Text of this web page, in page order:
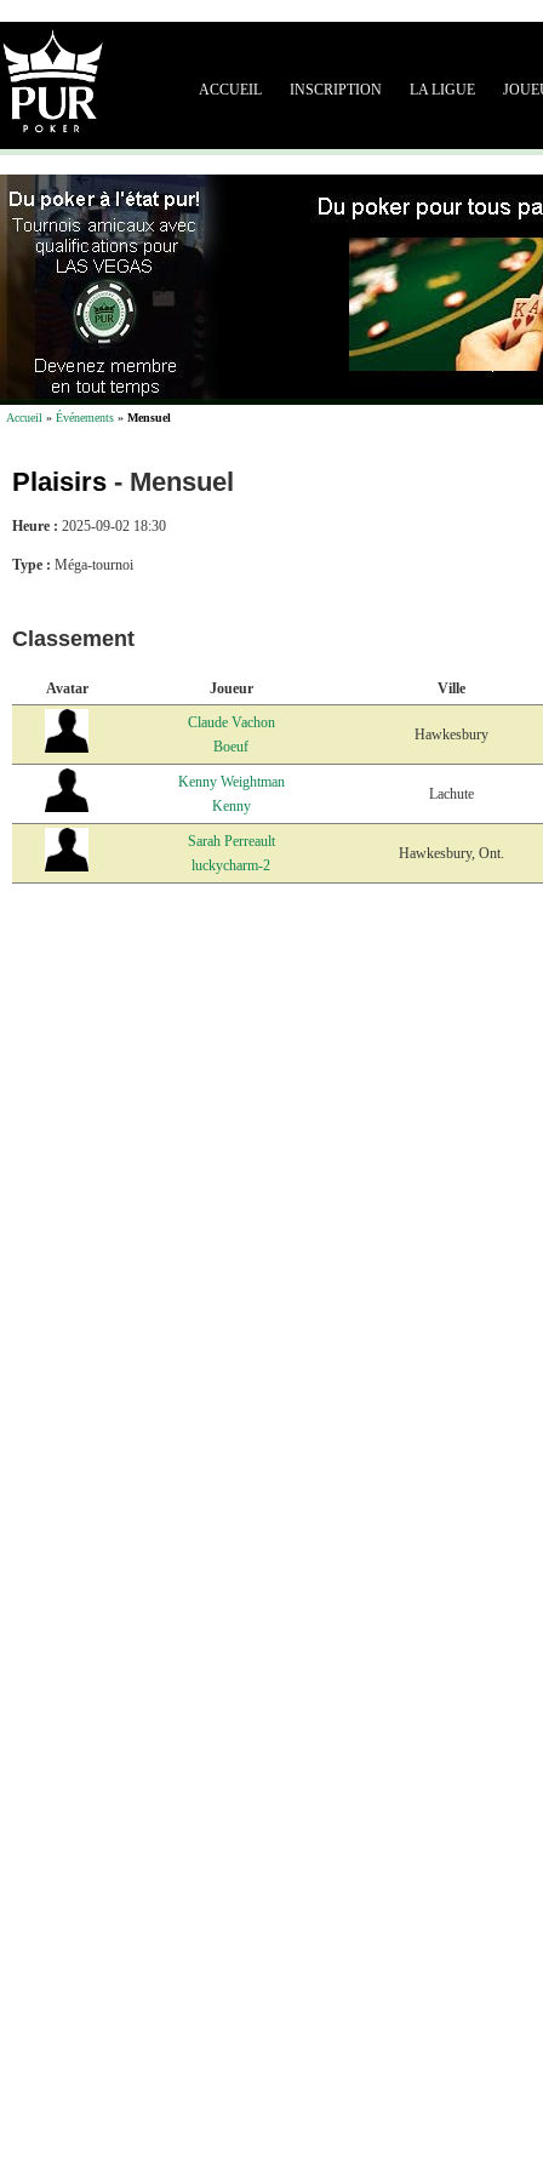
ACCUEIL INSCRIPTION LA LIGUE
Accueil » Événements » Mensuel
Plaisirs - Mensuel
Heure : 2025-09-02 18:30
Type : Méga-tournoi
Classement
Avatar Joueur
Ville
Claude Vachon
Boeuf
Hawkesbury
Kenny Weightman
Kenny
Lachute
Sarah Perreault
luckycharm-2
Hawkesbury, Ont.